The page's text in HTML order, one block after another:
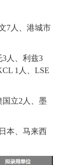
7人、港城市
人、利兹3
1人、LSE
立2人、墨
本、马来西